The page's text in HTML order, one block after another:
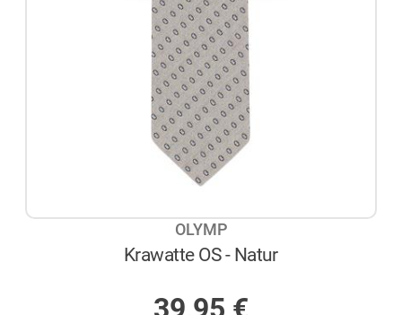
OLYMP
Krawatte OS - Natur